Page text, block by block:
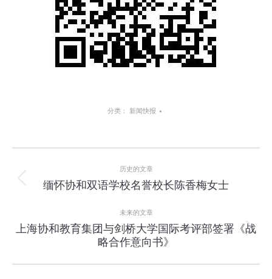
分类： 新闻快报
目
航
历史的文章
上
个
项
目：
缅怀协和双语学校名誉校长陈香梅女士
未来的文章
下
一
上海协和教育集团与剑桥大学国际考评部签署《战
略合作意向书》